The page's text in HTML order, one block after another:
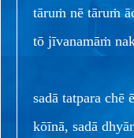
tāruṁ nē tāruṁ
tō jīvanamāṁ
sadā tatpara chē
kōīnā, sadā